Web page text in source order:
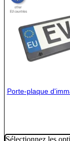
Porte-plaque